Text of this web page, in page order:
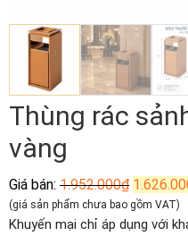
Thùng rác
vàng
Giá bán: 1.952.000₫ Giá
gốc
là:
(giá sản phẩm chưa bao gồm VAT)
Khuyến mại chỉ áp dụng với